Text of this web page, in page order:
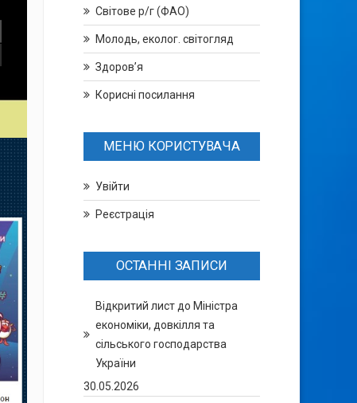
Світове р/г (ФАО)
Молодь, еколог. світогляд
Здоров’я
Корисні посилання
МЕНЮ КОРИСТУВАЧА
Увійти
Реєстрація
ОСТАННІ ЗАПИСИ
Відкритий лист до Міністра
економіки, довкілля та
сільського господарства
України
30.05.2026